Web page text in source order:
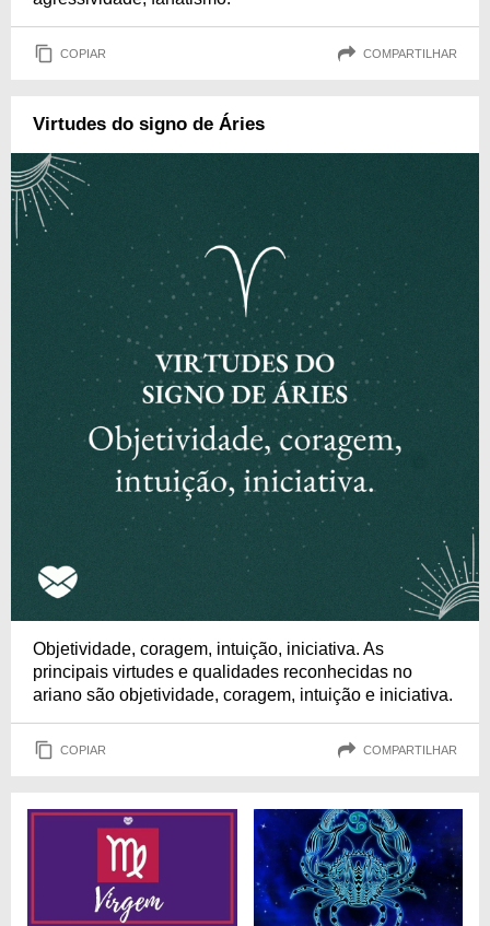
COPIAR COMPARTILHAR
Virtudes do signo de Áries
Objetividade, coragem, intuição, iniciativa. As
principais virtudes e qualidades reconhecidas no
ariano são objetividade, coragem, intuição e iniciativa.
COPIAR COMPARTILHAR